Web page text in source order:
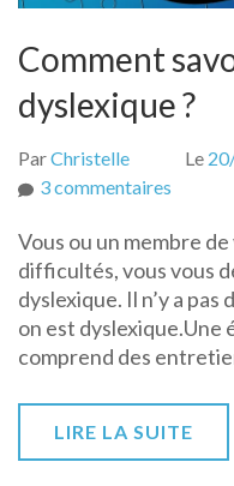
Comment
dyslexique ?
ParChristelle Le
3 commentaires
savoir
si
on
est
Vous ou un membre
difficultés, vous vous
dyslexique. Il n’y a
on est dyslexique.Une
comprend des
LIRE LA SUITE